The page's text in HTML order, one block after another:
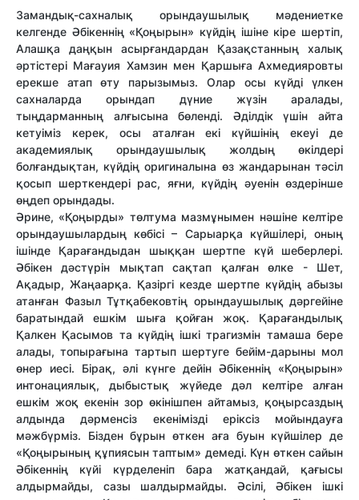
Замандық-сахналық орындаушылық мәдениетке
келгенде Әбікеннің «Қоңырын» күйдің ішіне кіре шертіп,
Алашқа даңқын асырғандардан Қазақстанның халық
әртістері Мағауия Хамзин мен Қаршыға Ахмедияровты
ерекше атап өту парызымыз. Олар осы күйді үлкен
сахналарда орындап дүние жүзін аралады,
тыңдарманның алғысына бөленді. Әділдік үшін айта
кетуіміз керек, осы аталған екі күйшінің екеуі де
академиялық орындаушылық жолдың өкілдері
болғандықтан, күйдің оригиналына өз жандарынан тәсіл
қосып шерткендері рас, яғни, күйдің әуенін өздерінше
өңдеп орындады.
Әрине, «Қоңырды» төлтума мазмұнымен нәшіне келтіре
орындаушылардың көбісі – Сарыарқа күйшілері, оның
ішінде Қарағандыдан шыққан шертпе күй шеберлері.
Әбікен дәстүрін мықтап сақтап қалған өлке - Шет,
Ақадыр, Жаңаарқа. Қазіргі кезде шертпе күйдің абызы
атанған Фазыл Тұтқабековтің орындаушылық дәргейіне
баратындай ешкім шыға қойған жоқ. Қарағандылық
Қалкен Қасымов та күйдің ішкі трагизмін тамаша бере
алады, топырағына тартып шертуге бейім-дарыны мол
өнер иесі. Бірақ, әлі күнге дейін Әбікеннің «Қоңырын»
интонациялық, дыбыстық жүйеде дәл келтіре алған
ешкім жоқ екенін зор өкінішпен айтамыз, қоңырсаздың
алдында дәрменсіз екенімізді еріксіз мойындауға
мәжбүрміз. Бізден бұрын өткен аға буын күйшілер де
«Қоңырының құпиясын таптым» демеді. Күн өткен сайын
Әбікеннің күйі күрделеніп бара жатқандай, қағысы
алдырмайды, сазы шалдырмайды. Әсілі, Әбікен ішкі